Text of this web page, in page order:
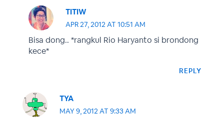
TITIW
APR 27, 2012 AT 10:51 AM
Bisa dong.. *rangkul Rio Haryanto si brondong
kece*
REPLY
TYA
MAY 9, 2012 AT 9:33 AM